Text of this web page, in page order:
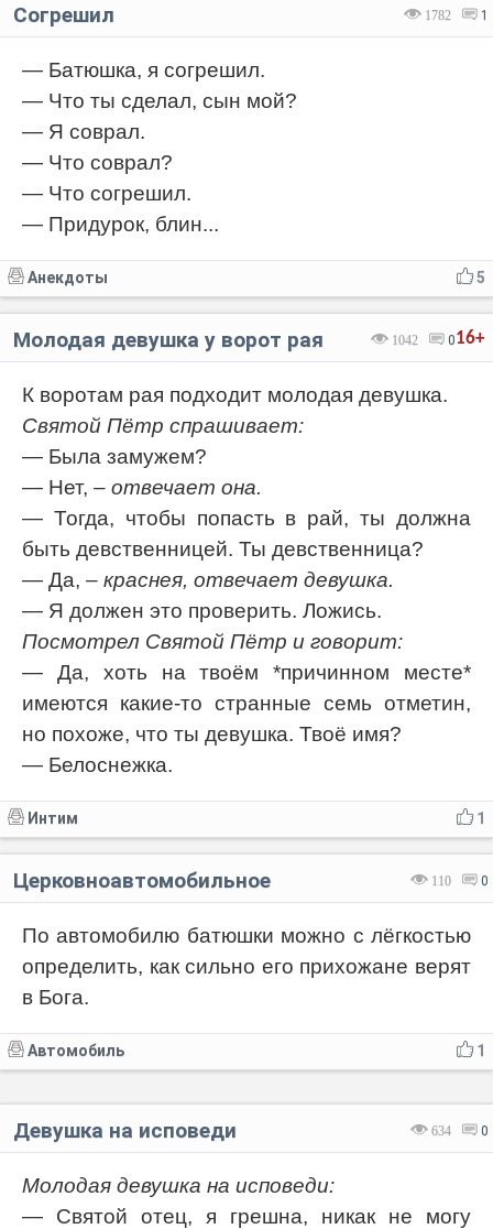
1782 1
Согрешил
— Батюшка, я согрешил.
— Что ты сделал, сын мой?
— Я соврал.
— Что соврал?
— Что согрешил.
— Придурок, блин...
5
Анекдоты
16+
1042 0
Молодая девушка у ворот рая
К воротам рая подходит молодая девушка.
Святой Пётр спрашивает:
— Была замужем?
— Нет, – отвечает она.
— Тогда, чтобы попасть в рай, ты должна
быть девственницей. Ты девственница?
— Да, – краснея, отвечает девушка.
— Я должен это проверить. Ложись.
Посмотрел Святой Пётр и говорит:
— Да, хоть на твоём *причинном месте*
имеются какие-то странные семь отметин,
но похоже, что ты девушка. Твоё имя?
— Белоснежка.
1
Интим
110 0
Церковноавтомобильное
По автомобилю батюшки можно с лёгкостью
определить, как сильно его прихожане верят
в Бога.
1
Автомобиль
634 0
Девушка на исповеди
Молодая девушка на исповеди:
— Святой отец, я грешна, никак не могу